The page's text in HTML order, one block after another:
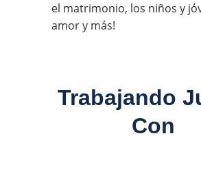
el matrimonio, los niños y
amor y más!
Trabajando
Con